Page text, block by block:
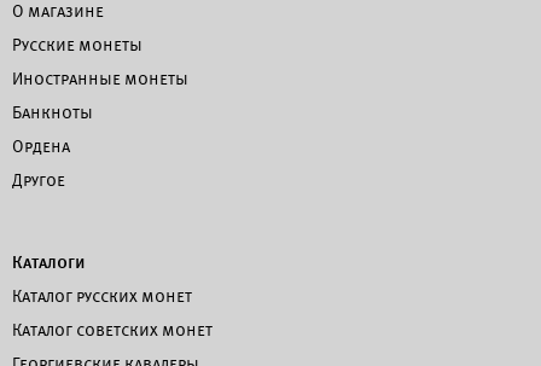
О магазине
Русские монеты
Иностранные монеты
Банкноты
Ордена
Другое
Каталоги
Каталог русских монет
Каталог советских монет